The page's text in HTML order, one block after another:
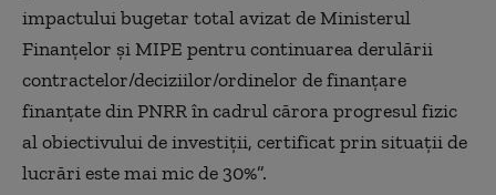
impactului bugetar total avizat de Ministerul
Finanțelor şi MIPE pentru continuarea derulării
contractelor/deciziilor/ordinelor de finanţare
finanţate din PNRR în cadrul cărora progresul fizic
al obiectivului de investiţii, certificat prin situaţii de
lucrări este mai mic de 30%”.